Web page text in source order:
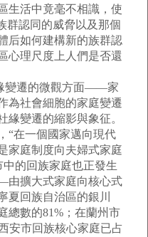
生活中竟毫不相識，使
群認同的威脅以及那個
后如何建構新的族群認
心理尺度上人們是否還
變遷的微觀方面——家
為社會細胞的家庭變遷
緣變遷的縮影與象征。
“在一個國家邁向現代
家庭制度向夫婦式家庭
的回族家庭也正發生
擴大式家庭向核心式
夏回族自治區的銀川
總數的81%；在蘭州市
安市回族核心家庭已占